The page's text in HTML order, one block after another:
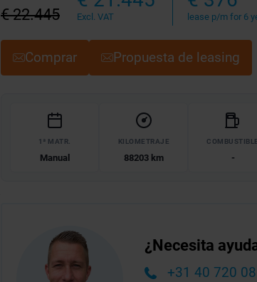
€ 22.445 Excl. VAT lease p/m for 6
Comprar Propuesta de leasing
1ª MATR.
Manual
KILOMETRAJE
88203 km
COMBUSTIBLE
-
¿Necesita
+31 40 720